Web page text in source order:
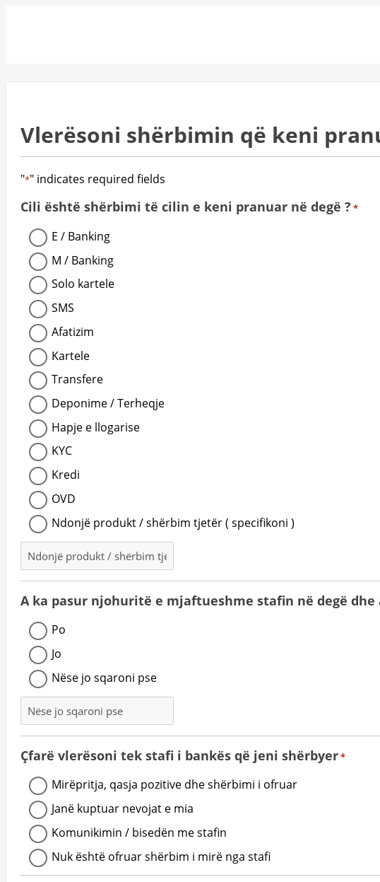
Vlerësoni shërbimin që keni
"*" indicates required fields
Cili është shërbimi të cilin e keni pranuar në degë ? *
E / Banking
M / Banking
Solo kartele
SMS
Afatizim
Kartele
Transfere
Deponime / Terheqje
Hapje e llogarise
KYC
Kredi
OVD
Ndonjë produkt / shërbim tjetër ( specifikoni )
A ka pasur njohuritë e mjaftueshme stafin në degë
Po
Jo
Nëse jo sqaroni pse
Çfarë vlerësoni tek stafi i bankës që jeni shërbyer*
Mirëpritja, qasja pozitive dhe shërbimi i ofruar
Janë kuptuar nevojat e mia
Komunikimin / bisedën me stafin
Nuk është ofruar shërbim i mirë nga stafi